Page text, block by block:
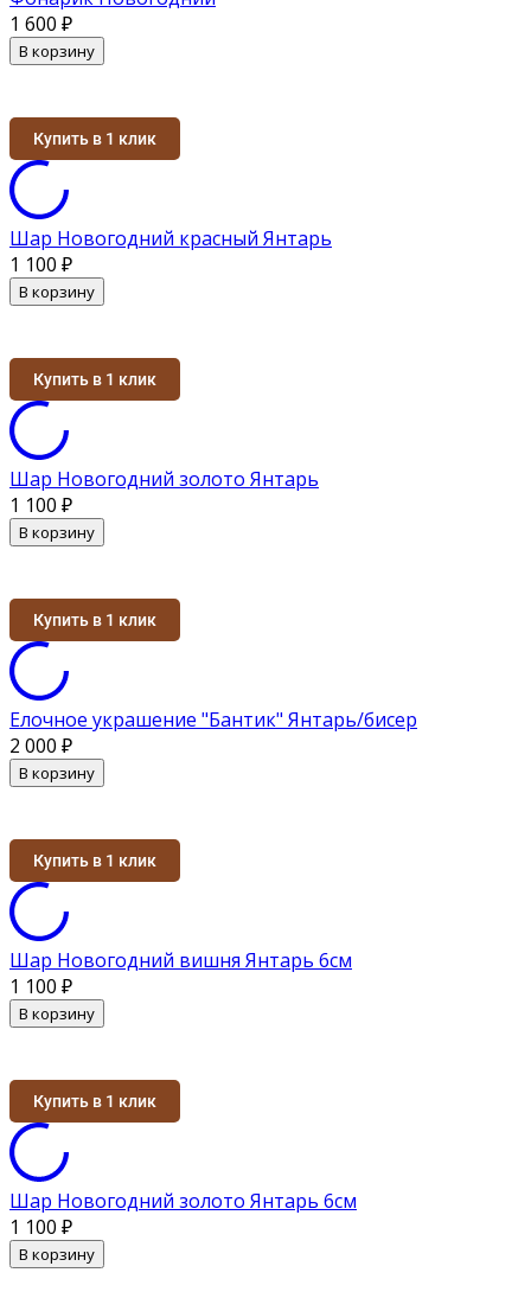
1 600 ₽
В корзину
Купить в 1 клик
Шар Новогодний красный Янтарь
1 100 ₽
В корзину
Купить в 1 клик
Шар Новогодний золото Янтарь
1 100 ₽
В корзину
Купить в 1 клик
Елочное украшение "Бантик" Янтарь/бисер
2 000 ₽
В корзину
Купить в 1 клик
Шар Новогодний вишня Янтарь 6см
1 100 ₽
В корзину
Купить в 1 клик
Шар Новогодний золото Янтарь 6см
1 100 ₽
В корзину